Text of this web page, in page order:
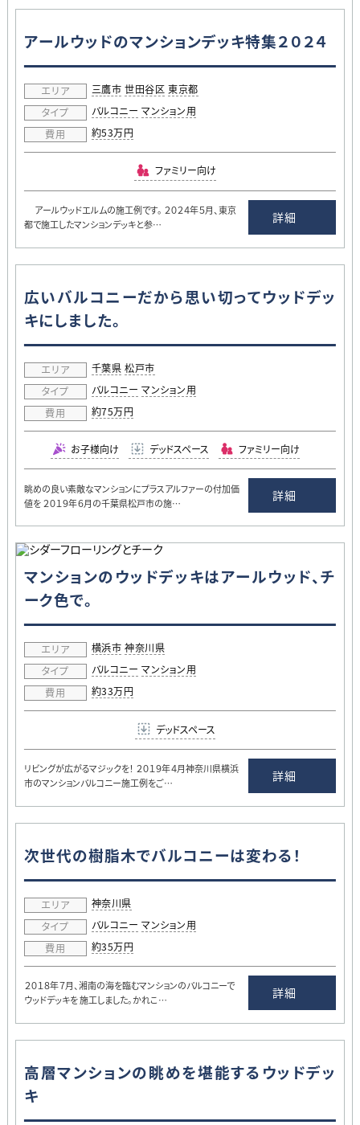
アールウッドのマンションデッキ特集２０２４
エリア 三鷹市 世田谷区 東京都
タイプ
バルコニー マンション用
費用
約53万円
ファミリー向け
アールウッドエルムの施工例です。 ２０２４年５月、東京
都で施工したマンションデッキと参…
詳細
広いバルコニーだから思い切ってウッドデッ
キにしました。
エリア 千葉県 松戸市
タイプ
バルコニー マンション用
費用
約75万円
お子様向け デッドスペース ファミリー向け
眺めの良い素敵なマンションにプラスアルファーの付加価
値を ２０１９年６月の千葉県松戸市の施…
詳細
マンションのウッドデッキはアールウッド、チ
ーク色で。
エリア 横浜市 神奈川県
タイプ
バルコニー マンション用
費用
約33万円
デッドスペース
リビングが広がるマジックを！ ２０１９年４月神奈川県横浜
市のマンションバルコニー施工例をご…
詳細
次世代の樹脂木でバルコニーは変わる！
エリア
神奈川県
タイプ
バルコニー マンション用
費用
約35万円
２０１８年７月、湘南の海を臨むマンションのバルコニーで
ウッドデッキを 施工しました。かれこ…
詳細
高層マンションの眺めを堪能するウッドデッ
キ